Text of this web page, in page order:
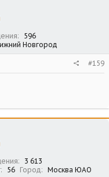
596
Новгород
#159
3 613
56 Город Москва ЮАО